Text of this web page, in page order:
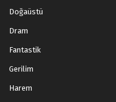
Doğaüstü
Dram
Fantastik
Gerilim
Harem